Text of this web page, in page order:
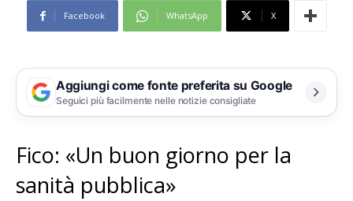
Facebook WhatsApp X
Aggiungi come fonte preferita su Google
Seguici più facilmente nelle notizie consigliate
Fico: «Un buon giorno per la
sanità pubblica»